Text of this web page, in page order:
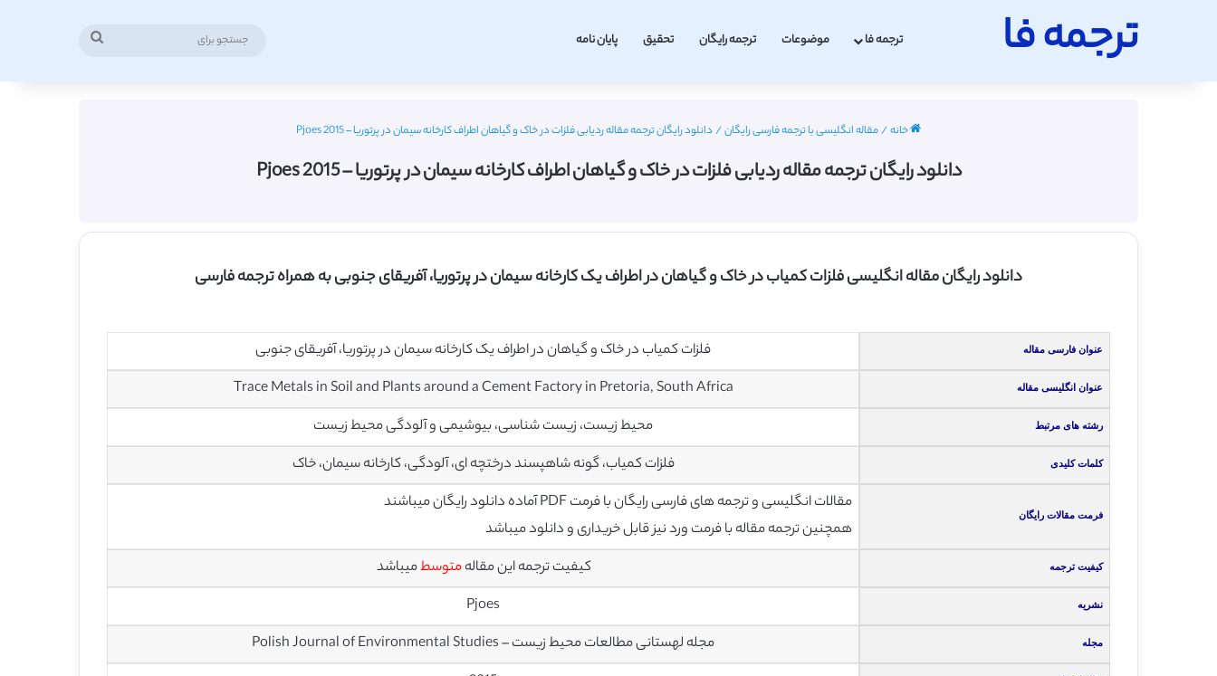
ترجمه فا ترجمه فا موضوعات ترجمه رایگان تحقیق پایان نامه
خانه/مقاله انگلیسی با ترجمه فارسی رایگان/ دانلود رایگان ترجمه مقاله ردیابی فلزات در خاک و گیاهان اطراف کارخانه سیمان در پرتوریا – Pjoes 2015
دانلود رایگان ترجمه مقاله ردیابی فلزات در خاک و گیاهان اطراف کارخانه سیمان در پرتوریا – Pjoes 2015
دانلود رایگان مقاله انگلیسی فلزات کمیاب در خاک و گیاهان در اطراف یک کارخانه سیمان در پرتوریا، آفریقای جنوبی به همراه ترجمه فارسی
عنوان فارسی مقاله فلزات کمیاب در خاک و گیاهان در اطراف یک کارخانه سیمان در پرتوریا، آفریقای جنوبی
عنوان انگلیسی مقاله Trace Metals in Soil and Plants around a Cement Factory in Pretoria, South Africa
رشته های مرتبط محیط زیست، زیست شناسی، بیوشیمی و آلودگی محیط زیست
کلمات کلیدی فلزات کمیاب، گونه شاهپسند درختچه ای، آلودگی، کارخانه سیمان، خاک
فرمت مقالات رایگان
مقالات انگلیسی و ترجمه های فارسی رایگان با فرمت PDF آماده دانلود رایگان میباشند
همچنین ترجمه مقاله با فرمت ورد نیز قابل خریداری و دانلود میباشد
کیفیت ترجمه کیفیت ترجمه این مقالهمتوسطمیباشد
نشریه Pjoes
مجله مجله لهستانی مطالعات محیط زیست – Polish Journal of Environmental Studies